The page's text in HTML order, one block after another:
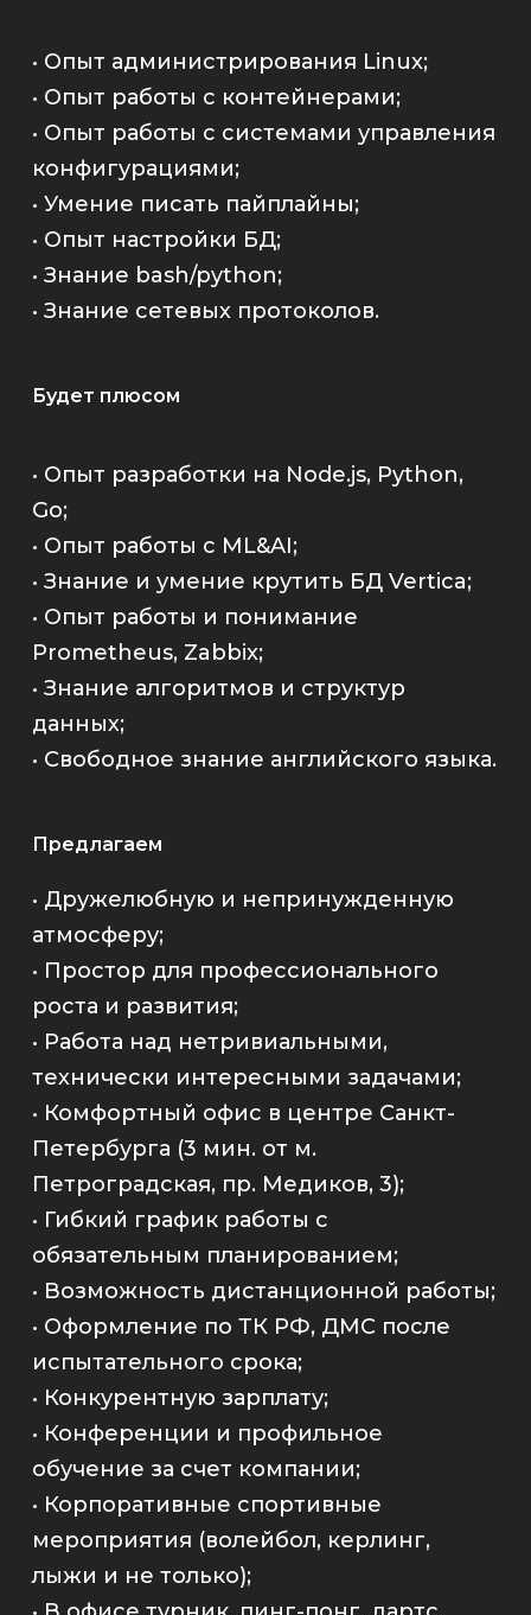
• Опыт администрирования Linux;
• Опыт работы с контейнерами;
• Опыт работы с системами управления
конфигурациями;
• Умение писать пайплайны;
• Опыт настройки БД;
• Знание bash/python;
• Знание сетевых протоколов.
Будет плюсом
• Опыт разработки на Node.js, Python,
Go;
• Опыт работы с ML&AI;
• Знание и умение крутить БД Vertica;
• Опыт работы и понимание
Prometheus, Zabbix;
• Знание алгоритмов и структур
данных;
• Свободное знание английского языка.
Предлагаем
• Дружелюбную и непринужденную
атмосферу;
• Простор для профессионального
роста и развития;
• Работа над нетривиальными,
технически интересными задачами;
• Комфортный офис в центре Санкт-
Петербурга (3 мин. от м.
Петроградская, пр. Медиков, 3);
• Гибкий график работы с
обязательным планированием;
• Возможность дистанционной работы;
• Оформление по ТК РФ, ДМС после
испытательного срока;
• Конкурентную зарплату;
• Конференции и профильное
обучение за счет компании;
• Корпоративные спортивные
мероприятия (волейбол, керлинг,
лыжи и не только);